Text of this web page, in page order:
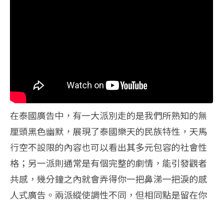
在泰國廣告中，有一大派別走的是我們所熟知的無
厘頭黑色幽默，展現了泰國樂天的民族特性，天馬
行空不設限的內容也可以看出其多元包容的社會性
格；另一派則通常是有個完整的劇情，能引發觀者
共感，幾分鐘之內就會弄得你一把鼻涕一把淚的感
人式廣告。兩派縱使調性不同，但相同點是留在你